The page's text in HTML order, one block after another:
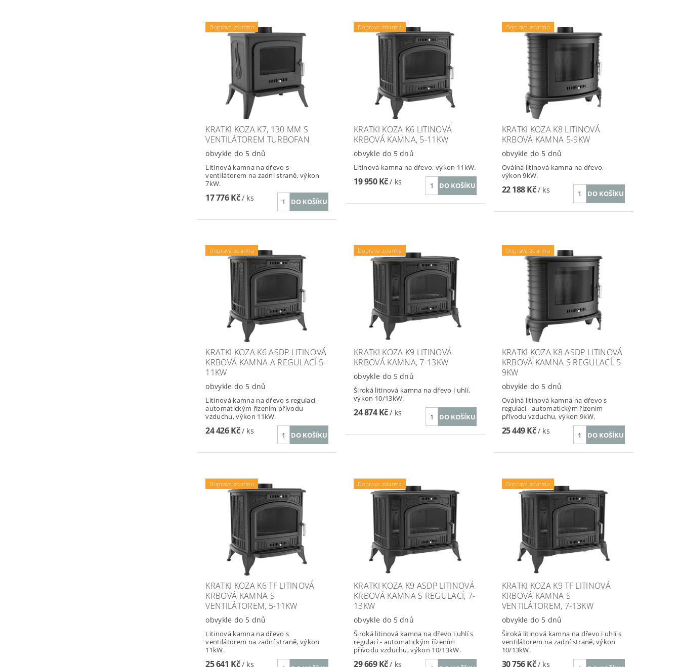
Doprava zdarma
KRATKI KOZA K7, 130 MM S
VENTILÁTOREM TURBOFAN
obvykle do 5 dnů
Litinová kamna na dřevo s
ventilátorem na zadní straně, výkon
7kW.
17 776 Kč/ ks
Doprava zdarma
KRATKI KOZA K6 LITINOVÁ
KRBOVÁ KAMNA, 5-11KW
obvykle do 5 dnů
Litinová kamna na dřevo, výkon 11kW.
19 950 Kč/ ks
Doprava zdarma
KRATKI KOZA K8 LITINOVÁ
KRBOVÁ KAMNA 5-9KW
obvykle do 5 dnů
Oválná litinová kamna na dřevo,
výkon 9kW.
22 188 Kč/ ks
Doprava zdarma
KRATKI KOZA K6 ASDP LITINOVÁ
KRBOVÁ KAMNA A REGULACÍ 5-
11KW
obvykle do 5 dnů
Litinová kamna na dřevo s regulací -
automatickým řízením přívodu
vzduchu, výkon 11kW.
24 426 Kč/ ks
Doprava zdarma
KRATKI KOZA K9 LITINOVÁ
KRBOVÁ KAMNA, 7-13KW
obvykle do 5 dnů
Široká litinová kamna na dřevo i uhlí,
výkon 10/13kW.
24 874 Kč/ ks
Doprava zdarma
KRATKI KOZA K8 ASDP LITINOVÁ
KRBOVÁ KAMNA S REGULACÍ, 5-
9KW
obvykle do 5 dnů
Oválná litinová kamna na dřevo s
regulací - automatickým řízením
přívodu vzduchu, výkon 9kW.
25 449 Kč/ ks
Doprava zdarma
KRATKI KOZA K6 TF LITINOVÁ
KRBOVÁ KAMNA S
VENTILÁTOREM, 5-11KW
obvykle do 5 dnů
Litinová kamna na dřevo s
ventilátorem na zadní straně, výkon
11kW.
25 641 Kč/ ks
Doprava zdarma
KRATKI KOZA K9 ASDP LITINOVÁ
KRBOVÁ KAMNA S REGULACÍ, 7-
13KW
obvykle do 5 dnů
Široká litinová kamna na dřevo i uhlí s
regulací - automatickým řízením
přívodu vzduchu, výkon 10/13kW.
29 669 Kč/ ks
Doprava zdarma
KRATKI KOZA K9 TF LITINOVÁ
KRBOVÁ KAMNA S
VENTILÁTOREM, 7-13KW
obvykle do 5 dnů
Široká litinová kamna na dřevo i uhlí s
ventilátorem na zadní straně, výkon
10/13kW.
30 756 Kč/ ks